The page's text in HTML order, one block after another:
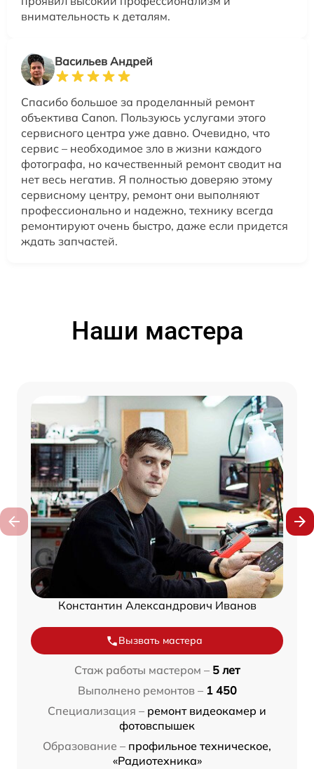
внимательность к деталям.
Васильев Андрей
Спасибо большое за проделанный ремонт
объектива Canon. Пользуюсь услугами этого
сервисного центра уже давно. Очевидно, что
сервис – необходимое зло в жизни каждого
фотографа, но качественный ремонт сводит на
нет весь негатив. Я полностью доверяю этому
сервисному центру, ремонт они выполняют
профессионально и надежно, технику всегда
ремонтируют очень быстро, даже если придется
ждать запчастей.
Наши мастера
Константин Александрович Иванов
Вызвать мастера
Стаж работы мастером – 5 лет
Выполнено ремонтов – 1 450
Специализация – ремонт видеокамер и
фотовспышек
Образование – профильное техническое,
«Радиотехника»